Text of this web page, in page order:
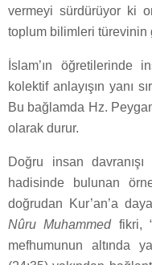
vermeyi sürdürüyor ki
toplum bilimleri türevinin
İslam’ın öğretilerinde
kolektif anlayışın yanı
Bu bağlamda Hz.
olarak durur.
Doğru insan
hadisinde bulunan
doğrudan Kur’an’a
Nûru Muhammedfikri,
mefhumunun altında